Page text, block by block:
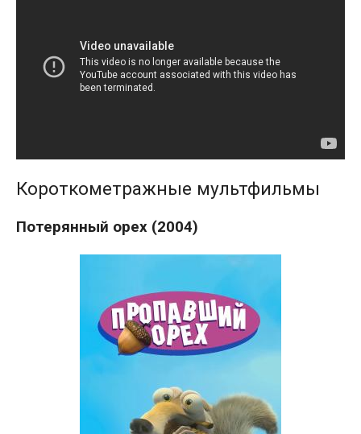
Короткометражные мультфильмы
Потерянный орех (2004)